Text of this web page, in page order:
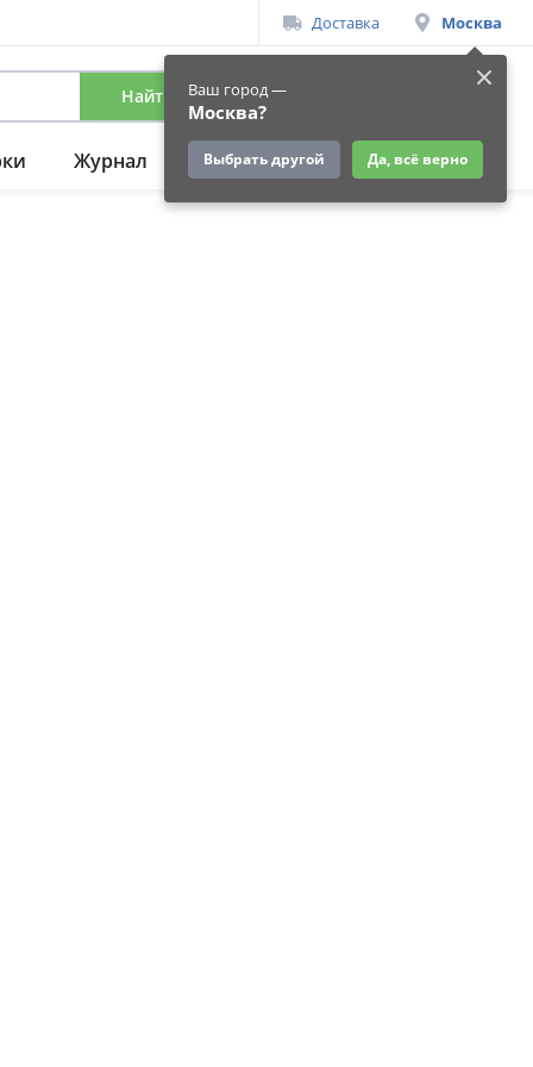
Доставка Москва
Ваш город —
Москва?
Выбрать другой Да, всё верно
Найти Вход
Журнал Подарки Ещё